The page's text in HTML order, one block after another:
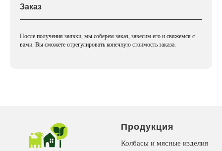
Заказ
После получения заявки, мы соберем заказ, завесим его и свяжемся с
вами. Вы сможете отрегулировать конечную стоимость заказа.
Продукция
Колбасы и мясные изделия